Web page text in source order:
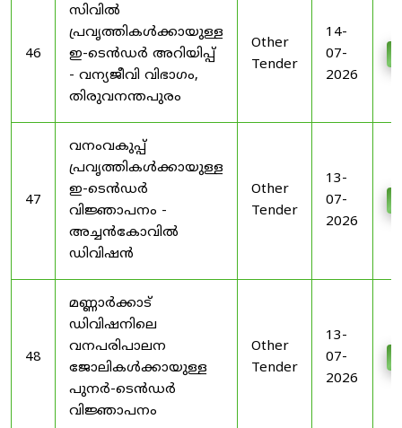
46
സിവിൽ
പ്രവൃത്തികൾക്കായുള്ള
ഇ-ടെൻഡർ അറിയിപ്പ്
- വന്യജീവി വിഭാഗം,
തിരുവനന്തപുരം
Other
Tender
14-
07-
2026
47
വനംവകുപ്പ്
പ്രവൃത്തികൾക്കായുള്ള
ഇ-ടെൻഡർ
വിജ്ഞാപനം -
അച്ചൻകോവിൽ
ഡിവിഷൻ
Other
Tender
13-
07-
2026
48
മണ്ണാർക്കാട്
ഡിവിഷനിലെ
വനപരിപാലന
ജോലികൾക്കായുള്ള
പുനർ-ടെൻഡർ
വിജ്ഞാപനം
Other
Tender
13-
07-
2026